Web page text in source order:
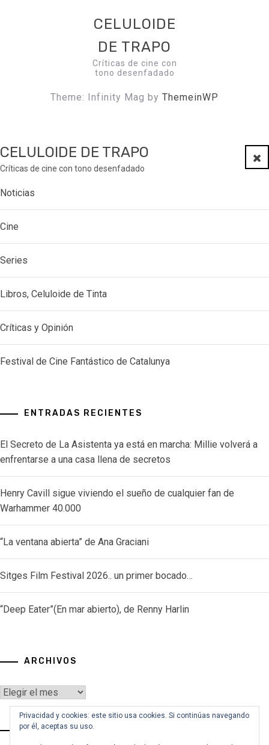
CELULOIDE
DE TRAPO
Críticas de cine con
tono desenfadado
Theme: Infinity Mag by ThemeinWP
CELULOIDE DE TRAPO
Críticas de cine con tono desenfadado
Noticias
Cine
Series
Libros, Celuloide de Tinta
Críticas y Opinión
Festival de Cine Fantástico de Catalunya
ENTRADAS RECIENTES
El Secreto de La Asistenta ya está en marcha: Millie volverá a
enfrentarse a una casa llena de secretos
Henry Cavill sigue viviendo el sueño de cualquier fan de
Warhammer 40.000
“La ventana abierta” de Ana Graciani
Sitges Film Festival 2026.. un primer bocado…
“Deep Eater”(En mar abierto), de Renny Harlin
ARCHIVOS
Archivos
VOY A BUSCAR…
Privacidad y cookies: este sitio usa cookies. Si continúas navegando
por él, aceptas su uso.